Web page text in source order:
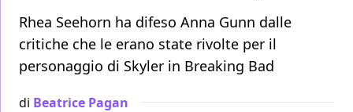
Rhea Seehorn ha difeso Anna Gunn dalle
critiche che le erano state rivolte per il
personaggio di Skyler in Breaking Bad
di Beatrice Pagan